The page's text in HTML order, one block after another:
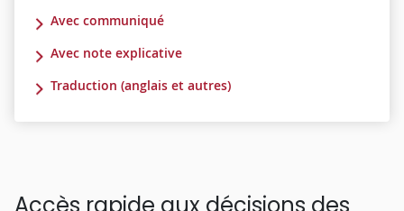
Avec communiqué
Avec note explicative
Traduction (anglais et autres)
Accès rapide aux décisions des